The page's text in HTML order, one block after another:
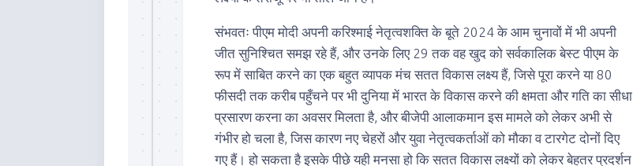
संभवतः पीएम मोदी अपनी करिश्माई नेतृत्वशक्ति के बूते 2024 के आम चुनावों में भी अपनी
जीत सुनिश्चित समझ रहे हैं, और उनके लिए 29 तक वह खुद को सर्वकालिक बेस्ट पीएम के
रूप में साबित करने का एक बहुत व्यापक मंच सतत विकास लक्ष्य हैं, जिसे पूरा करने या 80
फीसदी तक करीब पहुँचने पर भी दुनिया में भारत के विकास करने की क्षमता और गति का सीधा
प्रसारण करना का अवसर मिलता है, और बीजेपी आलाकमान इस मामले को लेकर अभी से
गंभीर हो चला है, जिस कारण नए चेहरों और युवा नेतृत्वकर्ताओं को मौका व टारगेट दोनों दिए
गए हैं। हो सकता है इसके पीछे यही मनसा हो कि सतत विकास लक्ष्यों को लेकर बेहतर प्रदर्शन